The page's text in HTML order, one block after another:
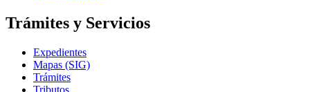
Trámites y Servicios
Expedientes
Mapas (SIG)
Trámites
Tributos